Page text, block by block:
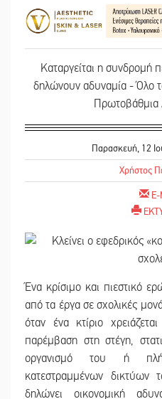
Καταργείται η συνδρομή
δηλώνουν αδυναμία - Όλο
Πρωτοβάθμια
Παρασκευή, 12
Χρήστος
Ένα κρίσιμο και πιεστικό
από τα έργα σε σχολικές
όταν ένα κτίριο
παρέμβαση στη στέγη,
οργανισμό του ή
κατεστραμμένων δικτύων
δηλώνει οικονομική